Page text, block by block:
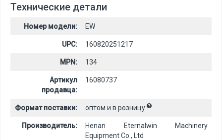
Технические детали
Номер модели: EW
UPC: 160820251217
MPN: 134
Артикул
продавца:
16080737
Формат поставки: оптом и в розницу
Производитель:
Henan Eternalwin Machinery
Equipment Co., Ltd